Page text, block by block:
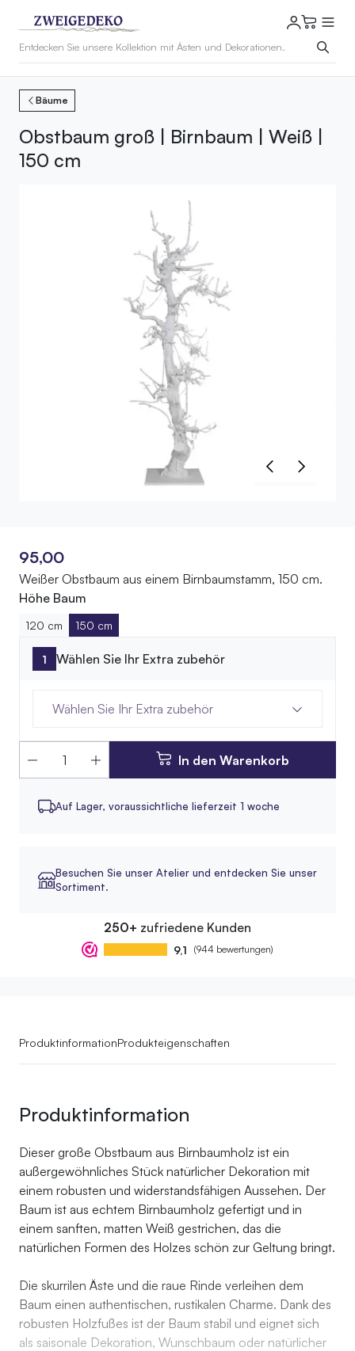
Bäume
Obstbaum groß | Birnbaum | Weiß |
150 cm
95,00
Weißer Obstbaum aus einem Birnbaumstamm, 150 cm.
Höhe Baum
120 cm 150 cm
Wählen Sie Ihr Extra zubehör
Wählen Sie Ihr Extra zubehör
In den Warenkorb
Auf Lager, voraussichtliche lieferzeit 1 woche
Besuchen Sie unser Atelier und entdecken Sie unser
Sortiment.
250+ zufriedene Kunden
9,1 (944 bewertungen)
ProduktinformationProdukteigenschaften
Produktinformation
Dieser große Obstbaum aus Birnbaumholz ist ein
außergewöhnliches Stück natürlicher Dekoration mit
einem robusten und widerstandsfähigen Aussehen. Der
Baum ist aus echtem Birnbaumholz gefertigt und in
einem sanften, matten Weiß gestrichen, das die
natürlichen Formen des Holzes schön zur Geltung bringt.
Die skurrilen Äste und die raue Rinde verleihen dem
Baum einen authentischen, rustikalen Charme. Dank des
robusten Holzfußes ist der Baum stabil und eignet sich
als saisonale Dekoration, Wunschbaum oder natürlicher